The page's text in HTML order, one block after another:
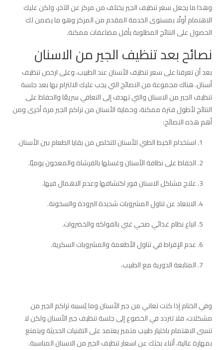
وهذا ما يجعل سعر تنظيف الجير يختلف من مركز عن الآخر، ولكن عليك
الاهتمام أولًا بمستوى الخدمة المقدم من المركز وهو ما يضمن لك
الحصول على النتائج المطلوبة بأقل مضاعفات ممكنة.
نصائح بعد تنظيف الجير من الاسنان
بعد أن تعرفنا على سعر تنظيف الأسنان عند الطبيب، وعلى ارخص تنظيف
أسنان، هناك مجموعة من النصائح التي يجب عليك الالتزام بها بعد جلسة
تنظيف الجير من الاسنان والتي تهدف إلى التعافي سريعًا والحفاظ على
النتائج لأطول فترة ممكنة، وحماية الأسنان من تراكم الجير مرة أخرى ومن
أهم هذه النصائح:
استخدام الخيط الطبي للأسنان للتخلص من بقايا الطعام بين الأسنان.
الحفاظ على نظافة الأسنان وغسلها بالفرشاة والمعجون يوميًا.
علاج مشاكل الاسنان فور اكتشافها وعدم الاهمال فيها.
الابتعاد عن تناول المشروبات شديدة البرودة والسخونة.
اتباع نظام غذائي صحي غني بالفواكه والخضروات.
عدم الإفراط في تناول الأطعمة والمشروبات السكرية.
المتابعة الدورية مع الطبيب.
وفي الختام إذا كنت تعاني من جير الأسنان وما يُسببه تراكم الجير من
مشكلات، فلا تتردد في الخضوع إلى جلسة تنظيف جير الأسنان ولكن لا
تنسى الاهتمام باختيار طبيب متميز يعتمد على التقنيات الحديثة ويتمتع
بمهارة عالية، أثناء بحثك عن اسعار تنظيف الجير من الاسنان المناسبة.